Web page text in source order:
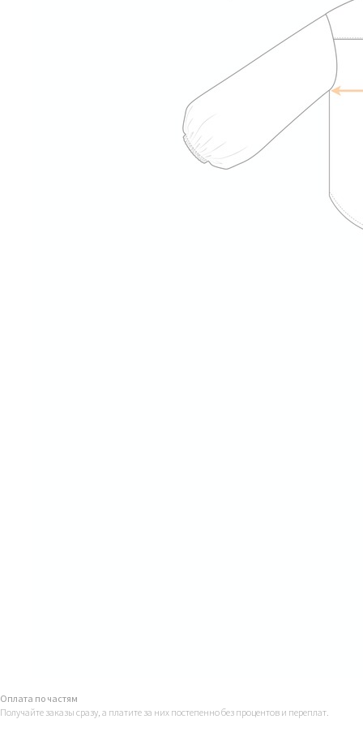
Оплата по частям
Получайте заказы сразу, а платите за них постепенно без процентов и переплат.